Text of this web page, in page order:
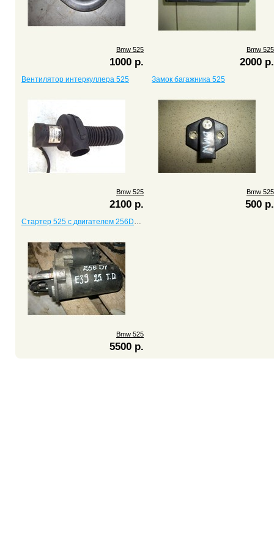
Bmw 525
1000 р.
Bmw 525
2000 р.
Вентилятор интеркуллера 525
Bmw 525
2100 р.
Замок багажника 525
Bmw 525
500 р.
Стартер 525 c двигателем 256D1 M57
Bmw 525
5500 р.